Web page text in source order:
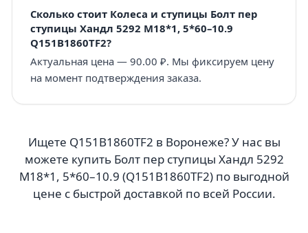
Сколько стоит Колеса и ступицы Болт пер
ступицы Хандл 5292 M18*1, 5*60–10.9
Q151B1860TF2?
Актуальная цена — 90.00 ₽. Мы фиксируем цену
на момент подтверждения заказа.
Ищете Q151B1860TF2 в Воронеже? У нас вы
можете купить Болт пер ступицы Хандл 5292
M18*1, 5*60–10.9 (Q151B1860TF2) по выгодной
цене с быстрой доставкой по всей России.